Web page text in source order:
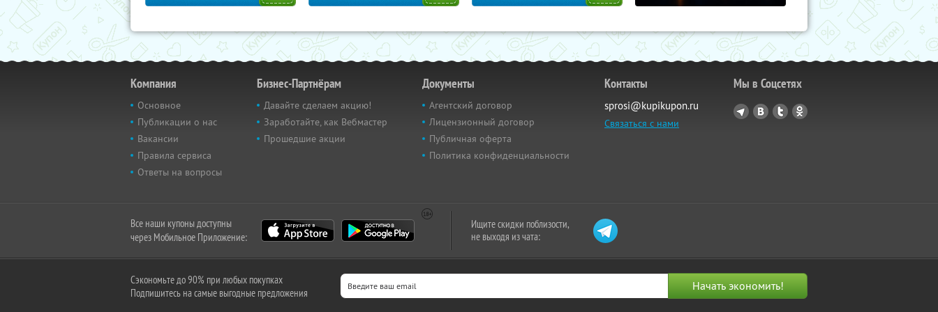
Компания
Основное
Публикации о нас
Вакансии
Правила сервиса
Ответы на вопросы
Бизнес-Партнёрам
Давайте сделаем акцию!
Заработайте, как Вебмастер
Прошедшие акции
Документы
Агентский договор
Лицензионный договор
Публичная оферта
Политика конфиденциальности
Контакты
sprosi@kupikupon.ru
Связаться с нами
Мы в Соцсетях
Все наши купоны доступны
через Мобильное Приложение:
Ищите скидки поблизости,
не выходя из чата:
Сэкономьте до 90% при любых покупках
Подпишитесь на самые выгодные предложения